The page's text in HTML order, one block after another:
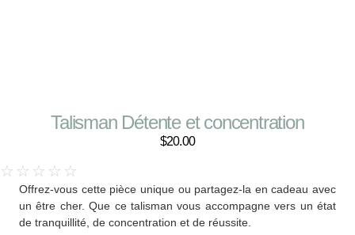
Talisman Détente et concentration
$20.00
☆ ☆ ☆ ☆ ☆
Offrez-vous cette pièce unique ou partagez-la en cadeau avec
un être cher. Que ce talisman vous accompagne vers un état
de tranquillité, de concentration et de réussite.